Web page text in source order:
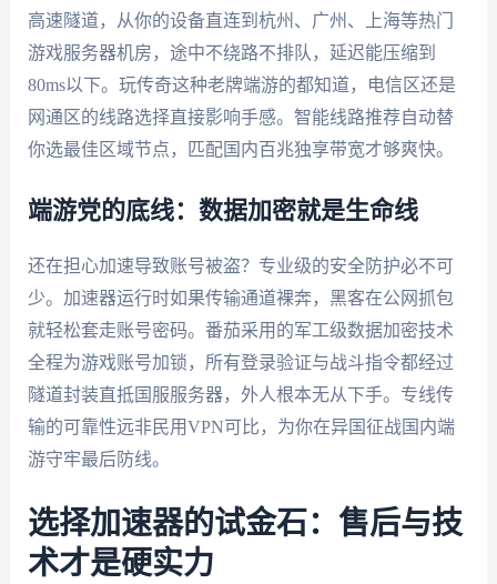
高速隧道，从你的设备直连到杭州、广州、上海等热门
游戏服务器机房，途中不绕路不排队，延迟能压缩到
80ms以下。玩传奇这种老牌端游的都知道，电信区还是
网通区的线路选择直接影响手感。智能线路推荐自动替
你选最佳区域节点，匹配国内百兆独享带宽才够爽快。
端游党的底线：数据加密就是生命线
还在担心加速导致账号被盗？专业级的安全防护必不可
少。加速器运行时如果传输通道裸奔，黑客在公网抓包
就轻松套走账号密码。番茄采用的军工级数据加密技术
全程为游戏账号加锁，所有登录验证与战斗指令都经过
隧道封装直抵国服服务器，外人根本无从下手。专线传
输的可靠性远非民用VPN可比，为你在异国征战国内端
游守牢最后防线。
选择加速器的试金石：售后与技
术才是硬实力